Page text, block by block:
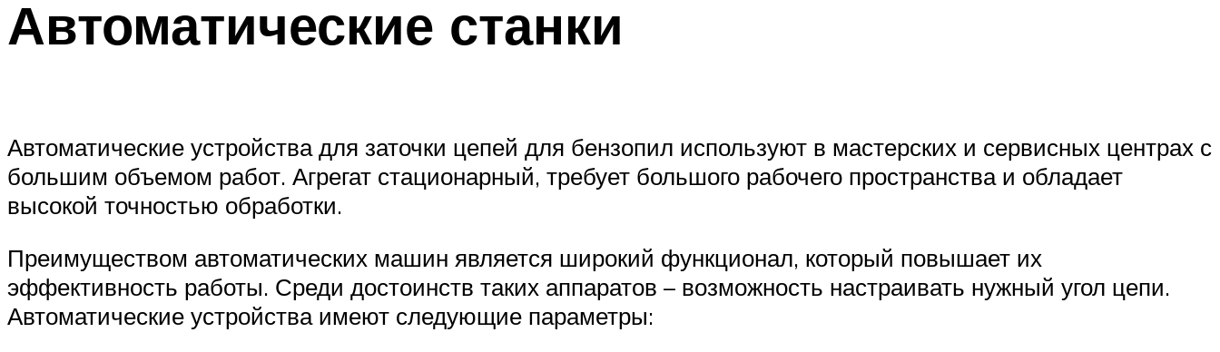
Автоматические станки
Автоматические устройства для заточки цепей для бензопил используют в мастерских и сервисных центрах с
большим объемом работ. Агрегат стационарный, требует большого рабочего пространства и обладает
высокой точностью обработки.
Преимуществом автоматических машин является широкий функционал, который повышает их
эффективность работы. Среди достоинств таких аппаратов – возможность настраивать нужный угол цепи.
Автоматические устройства имеют следующие параметры: